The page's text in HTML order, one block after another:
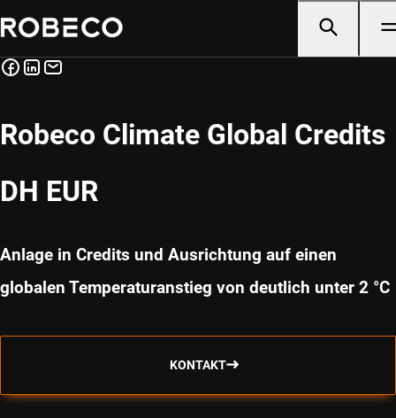
Robeco Climate Global Credits
DH EUR
Anlage in Credits und Ausrichtung auf einen
globalen Temperaturanstieg von deutlich unter 2 °C
KONTAKT